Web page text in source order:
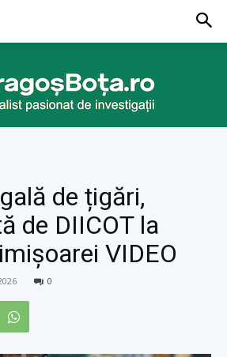
de țigări,
de DIICOT la
VIDEO
0